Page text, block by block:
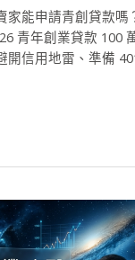
家能申請青創貸款嗎
青年創業貸款 100
開信用地雷、準備